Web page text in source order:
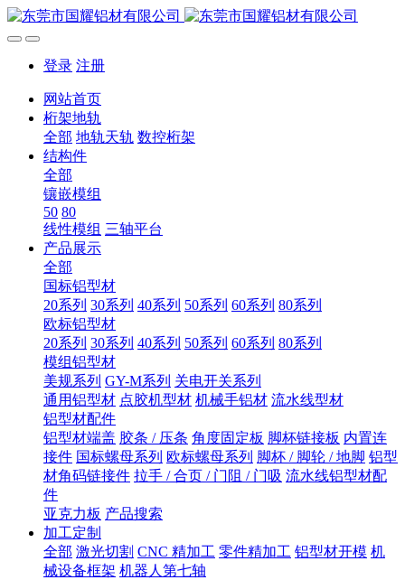
登录 注册
网站首页
桁架地轨
全部 地轨天轨 数控桁架
结构件
全部
镶嵌模组
50 80
线性模组 三轴平台
产品展示
全部
国标铝型材
20系列 30系列 40系列 50系列 60系列 80系列
欧标铝型材
20系列 30系列 40系列 50系列 60系列 80系列
模组铝型材
美规系列 GY-M系列 关电开关系列
通用铝型材 点胶机型材 机械手铝材 流水线型材
铝型材配件
铝型材端盖 胶条 / 压条 角度固定板 脚杯链接板 内置连
接件 国标螺母系列 欧标螺母系列 脚杯 / 脚轮 / 地脚 铝型
材角码链接件 拉手 / 合页 / 门阻 / 门吸 流水线铝型材配
件
亚克力板 产品搜索
加工定制
全部 激光切割 CNC 精加工 零件精加工 铝型材开模 机
械设备框架 机器人第七轴